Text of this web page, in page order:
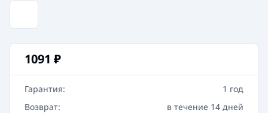
1091 ₽
Гарантия:
1 год
Возврат:
в течение 14 дней